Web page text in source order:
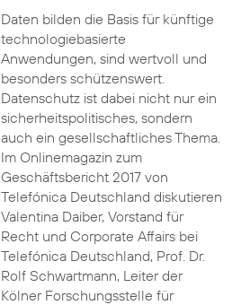
Daten bilden die Basis für künftige
technologiebasierte
Anwendungen, sind wertvoll und
besonders schützenswert.
Datenschutz ist dabei nicht nur ein
sicherheitspolitisches, sondern
auch ein gesellschaftliches Thema.
Im Onlinemagazin zum
Geschäftsbericht 2017 von
Telefónica Deutschland diskutieren
Valentina Daiber, Vorstand für
Recht und Corporate Affairs bei
Telefónica Deutschland, Prof. Dr.
Rolf Schwartmann, Leiter der
Kölner Forschungsstelle für